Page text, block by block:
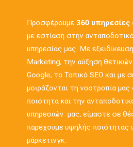
Προσφέρουμε 360
με εστίαση στην
υπηρεσίας μας. Με
Marketing, την αύξηση θετικών
Google, το Τοπικό SEO και με
μοιράζονται τη νοοτροπία μας
ποιότητα και την
υπηρεσιών μας, είμαστε σε
παρέχουμε υψηλής ποιότητας
μάρκετινγκ.